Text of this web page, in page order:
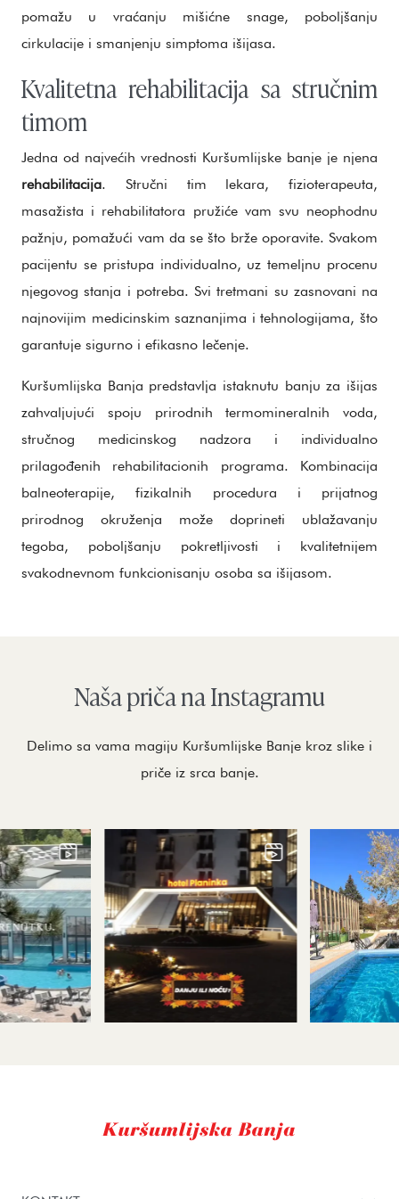
pomažu u vraćanju mišićne snage, poboljšanju
cirkulacije i smanjenju simptoma išijasa.
Kvalitetna rehabilitacija sa stručnim
timom
Jedna od najvećih vrednosti Kuršumlijske banje je njena
rehabilitacija. Stručni tim lekara, fizioterapeuta,
masažista i rehabilitatora pružiće vam svu neophodnu
pažnju, pomažući vam da se što brže oporavite. Svakom
pacijentu se pristupa individualno, uz temeljnu procenu
njegovog stanja i potreba. Svi tretmani su zasnovani na
najnovijim medicinskim saznanjima i tehnologijama, što
garantuje sigurno i efikasno lečenje.
Kuršumlijska Banja predstavlja istaknutu banju za išijas
zahvaljujući spoju prirodnih termomineralnih voda,
stručnog medicinskog nadzora i individualno
prilagođenih rehabilitacionih programa. Kombinacija
balneoterapije, fizikalnih procedura i prijatnog
prirodnog okruženja može doprineti ublažavanju
tegoba, poboljšanju pokretljivosti i kvalitetnijem
svakodnevnom funkcionisanju osoba sa išijasom.
Naša priča na Instagramu
Delimo sa vama magiju Kuršumlijske Banje kroz slike i
priče iz srca banje.